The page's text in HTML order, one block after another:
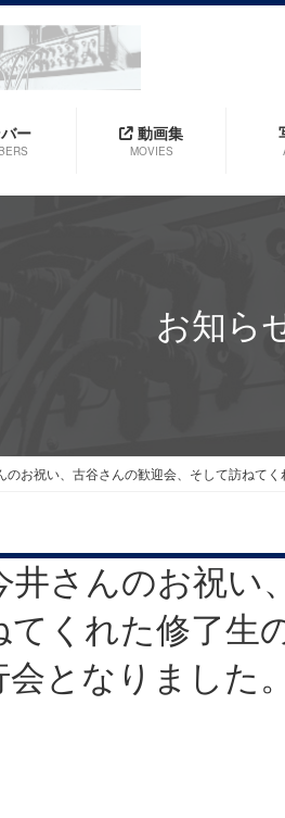
ー 動画集
MOVIES
お知ら
お祝い、古谷さんの歓迎会、そして訪ねて
さんのお祝い
くれた修了生
となりました。